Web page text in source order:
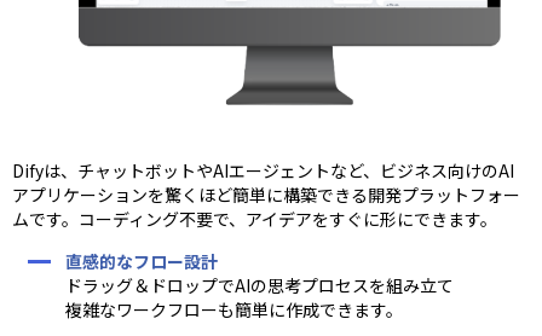
Difyは、チャットボットやAIエージェントなど、ビジネス向けのAI
アプリケーションを驚くほど簡単に構築できる開発プラットフォー
ムです。コーディング不要で、アイデアをすぐに形にできます。
直感的なフロー設計
ドラッグ＆ドロップでAIの思考プロセスを組み立て
複雑なワークフローも簡単に作成できます。